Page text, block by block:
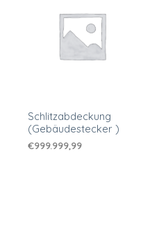
Schlitzabdeckung
(Gebäudestecker )
€999.999,99